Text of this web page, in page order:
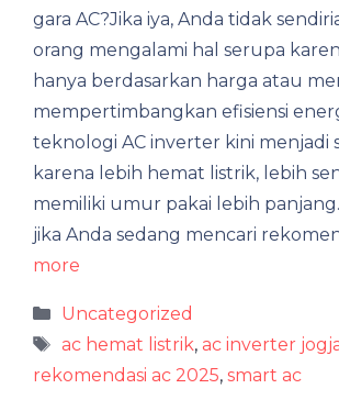
gara AC?Jika iya, Anda tidak
orang mengalami hal serupa
hanya berdasarkan harga atau
mempertimbangkan efisiensi
teknologi AC inverter kini menjadi
karena lebih hemat listrik, lebih
memiliki umur pakai lebih
jika Anda sedang mencari
more
Categories
Uncategorized
Tags
ac hemat listrik, ac inverter
rekomendasi ac 2025, smart ac